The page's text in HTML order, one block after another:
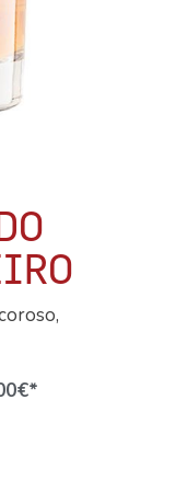
€*